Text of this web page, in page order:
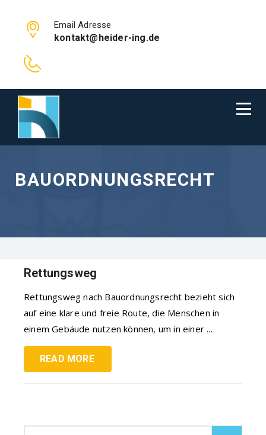
Email Adresse
kontakt@heider-ing.de
BAUORDNUNGSRECHT
Rettungsweg
Rettungsweg nach Bauordnungsrecht bezieht sich
auf eine klare und freie Route, die Menschen in
einem Gebäude nutzen können, um in einer ...
READ MORE